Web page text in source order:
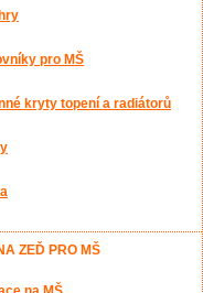
pro MŠ
kryty topení a radiátorů
ZEĎ PRO MŠ